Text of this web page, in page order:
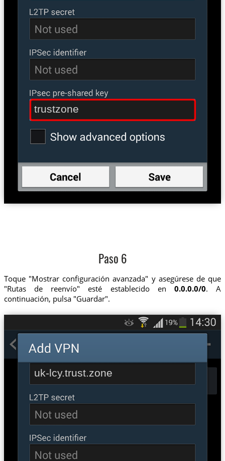
trustzone
Paso 6
Toque "Mostrar configuración avanzada" y asegúrese de que
"Rutas de reenvío" esté establecido en0.0.0.0/0. A
continuación, pulsa "Guardar".
uk-lcy.trust.zone